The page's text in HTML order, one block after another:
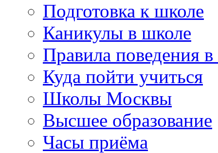
Подготовка к школе
Каникулы в школе
Правила поведения
Куда пойти учиться
Школы Москвы
Высшее образование
Часы приёма